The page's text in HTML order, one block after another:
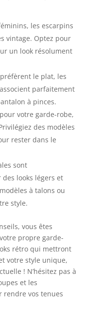
les escarpins
vintage. Optez pour
un look résolument
le plat, les
parfaitement
à pinces.
votre garde-robe,
des modèles
rester dans le
sont
looks légers et
à talons ou
style.
vous êtes
propre garde-
rétro qui mettront
votre style unique,
! N’hésitez pas à
et les
rendre vos tenues